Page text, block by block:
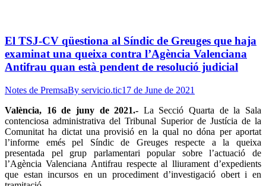
El TSJ-CV qüestiona al Síndic de Greuges que haja
examinat una queixa contra l’Agència Valenciana
Antifrau quan està pendent de resolució judicial
Notes de PremsaBy servicio.tic17 de June de 2021
València, 16 de juny de 2021.- La Secció Quarta de la Sala
contenciosa administrativa del Tribunal Superior de Justícia de la
Comunitat ha dictat una provisió en la qual no dóna per aportat
l’informe emés pel Síndic de Greuges respecte a la queixa
presentada pel grup parlamentari popular sobre l’actuació de
l’Agència Valenciana Antifrau respecte al lliurament d’expedients
que estan incursos en un procediment d’investigació obert i en